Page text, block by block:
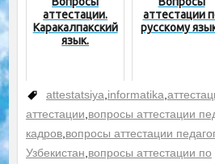
аттестации.
Каракалпакский
язык.
аттестации
русскому
attestatsiya informatika
аттестации вопросы аттестации
кадров, вопросы аттестации
Узбекистан вопросы аттестации по